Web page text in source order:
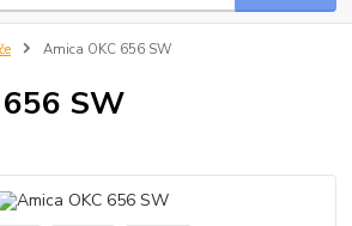
Amica OKC 656 SW
SW